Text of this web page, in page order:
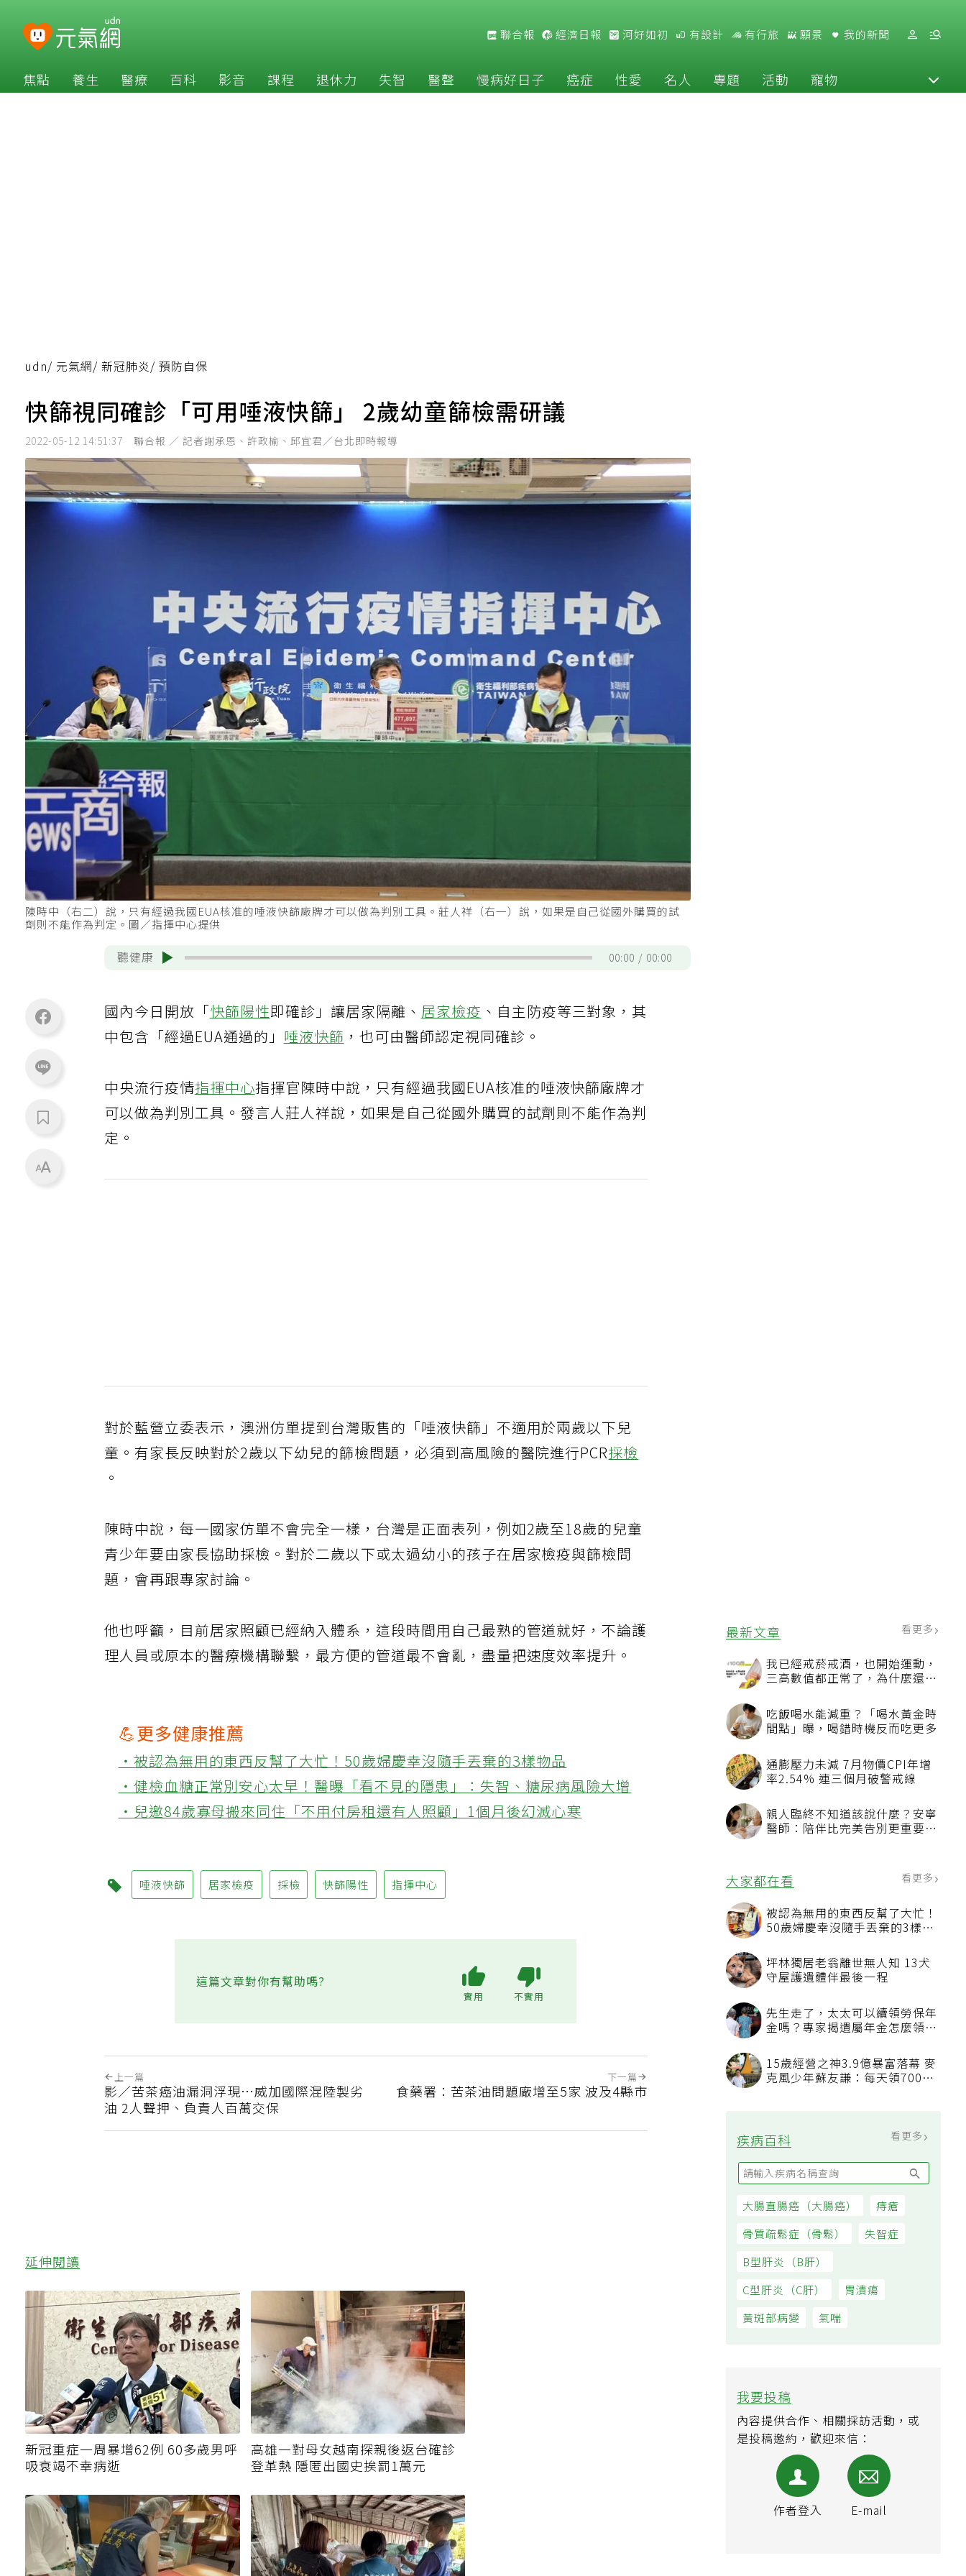
聯合報 經濟日報 河好如初 有設計 有行旅 願景 我的新聞
焦點 養生 醫療 百科 影音 課程 退休力 失智 醫聲 慢病好日子 癌症 性愛 名人 專題 活動 寵物
最新文章 看更多
我已經戒菸戒酒，也開始運動，
三高數值都正常了，為什麼還不
吃飯喝水能減重？「喝水黃金時
間點」曝，喝錯時機反而吃更多
通膨壓力未減 7月物價CPI年增
率2.54% 連三個月破警戒線
親人臨終不知道該說什麼？安寧
醫師：陪伴比完美告別更重要，
大家都在看 看更多
被認為無用的東西反幫了大忙！
50歲婦慶幸沒隨手丟棄的3樣物
坪林獨居老翁離世無人知 13犬
守屋護遺體伴最後一程
先生走了，太太可以續領勞保年
金嗎？專家揭遺屬年金怎麼領，
15歲經營之神3.9億暴富落幕 麥
克風少年蘇友謙：每天領700元
疾病百科
大腸直腸癌（大腸癌） 痔瘡
骨質疏鬆症（骨鬆）
失智症
B型肝炎（B肝）
C型肝炎（C肝）
黃斑部病變
我要投稿
內容提供合作、相關採訪活動，或
是投稿邀約，歡迎來信：
udn/ 元氣網/ 新冠肺炎/ 預防自保
快篩視同確診「可用唾液快篩」 2歲幼童篩檢需研議
2022-05-12 14:51:37 聯合報 ／ 記者謝承恩、許政榆、邱宜君／台北即時報導
陳時中（右二）說，只有經過我國EUA核准的唾液快篩廠牌才可以做為判別工具。莊人祥（右一）說，如果是自己從國外購買的試
劑則不能作為判定。圖／指揮中心提供
聽健康 00:00 00:00
國內今日開放「快篩陽性即確診」讓居家隔離、居家檢疫 、自主防疫等三對象，其
中包含「經過EUA通過的」唾液快篩 ，也可由醫師認定視同確診。
中央流行疫情指揮中心指揮官陳時中說，只有經過我國EUA核准的唾液快篩廠牌才
可以做為判別工具。發言人莊人祥說，如果是自己從國外購買的試劑則不能作為判
定。
對於藍營立委表示，澳洲仿單提到台灣販售的「唾液快篩」不適用於兩歲以下兒
童。有家長反映對於2歲以下幼兒的篩檢問題，必須到高風險的醫院進行PCR採檢
。
陳時中說，每一國家仿單不會完全一樣，台灣是正面表列，例如2歲至18歲的兒童
青少年要由家長協助採檢。對於二歲以下或太過幼小的孩子在居家檢疫與篩檢問
題，會再跟專家討論。
他也呼籲，目前居家照顧已經納入體系，這段時間用自己最熟的管道就好，不論護
理人員或原本的醫療機構聯繫，最方便的管道最不會亂，盡量把速度效率提升。
💪更多健康推薦
‧被認為無用的東西反幫了大忙！50歲婦慶幸沒隨手丟棄的3樣物品
‧健檢血糖正常別安心太早！醫曝「看不見的隱患」：失智、糖尿病風險大增
‧兒邀84歲寡母搬來同住「不用付房租還有人照顧」1個月後幻滅心寒
唾液快篩 居家檢疫 採檢 快篩陽性 指揮中心
這篇文章對你有幫助嗎?
上一篇
影／苦茶癌油漏洞浮現…威加國際混陸製劣
油 2人聲押、負責人百萬交保
下一篇
食藥署：苦茶油問題廠增至5家 波及4縣市
延伸閱讀
新冠重症一周暴增62例 60多歲男呼
吸衰竭不幸病逝
高雄一對母女越南探親後返台確診
登革熱 隱匿出國史挨罰1萬元